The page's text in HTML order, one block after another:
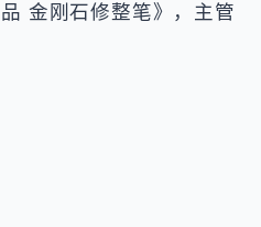
金刚石修整笔》，主管